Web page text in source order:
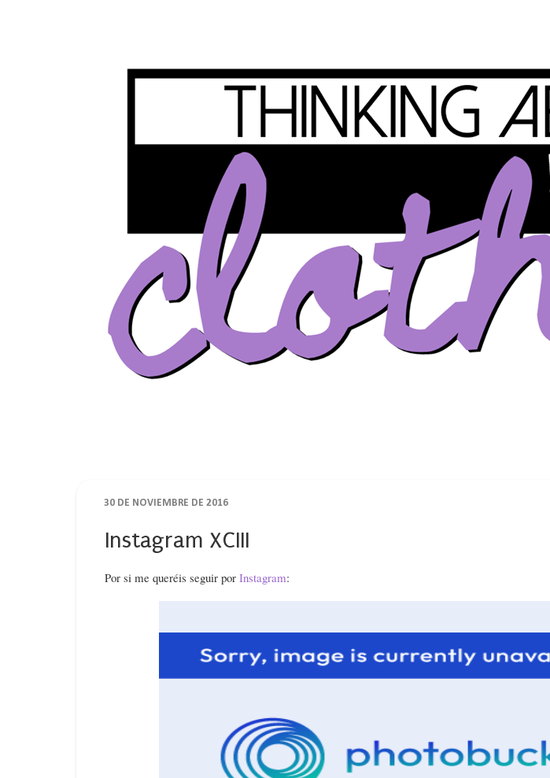
30 DE NOVIEMBRE DE 2016
Instagram XCIII
Por si me queréis seguir por Instagram: